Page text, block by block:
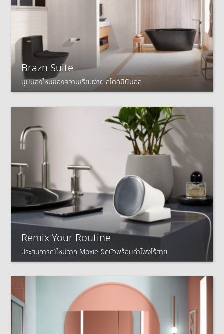
Brazn Suite
มุมมองใหม่ของความเรียบง่าย สไตล์มินิมอล
Remix Your Routine
ประสบการณ์ใหม่จาก Moxie ฝักบัวพร้อมลำโพงไร้สาย